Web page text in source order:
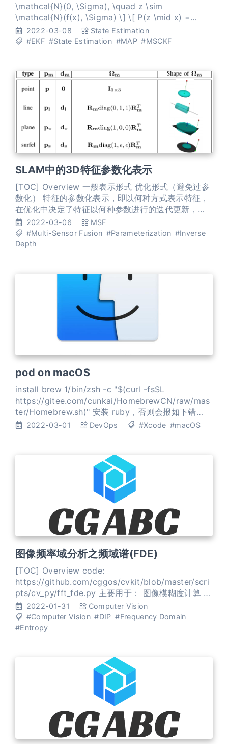
\mathcal{N}(0, \Sigma), \quad z \sim
\mathcal{N}(f(x), \Sigma) \] \[ P(z \mid x) =
\mathcal{N}(z; f(x), \Sigma) = \eta \exp \left(-
\frac{1}{2}(z-f(x))^{T
2022-03-08
State Estimation
#EKF #State Estimation #MAP #MSCKF
SLAM中的3D特征参数化表示
[TOC] Overview 一般表示形式 优化形式（避免过参
数化） 特征的参数化表示，即以何种方式表示特征，
在优化中决定了特征以何种参数进行的迭代更新，或
者 在EKF中决定了以何种参数构建高斯模型。不论在
优化还是EKF中，我们关心的都是特征在图像上的投
影与特征参数之间的关系（Jacobian）。 过参数化
2022-03-06
MSF
#Multi-Sensor Fusion #Parameterization #Inverse
Depth
pod on macOS
install brew 1/bin/zsh -c "$(curl -fsSL
https://gitee.com/cunkai/HomebrewCN/raw/mas
ter/Homebrew.sh)" 安装 ruby，否则会报如下错
误： ERROR: macbook gem install, You have to2022-03-01 DevOps #Xcode #macOS
图像频率域分析之频域谱(FDE)
[TOC] Overview code:
https://github.com/cggos/cvkit/blob/master/scri
pts/cv_py/fft_fde.py 主要用于： 图像模糊度计算 镜
头对焦 频域熵(FDE) 计算图像的 频域谱，表示如下 \
[ f(i, j) \] 将其 幅度谱 归一化 \[ f_{\text {norm }}(i,
j)=\frac{1}{\sum_
2022-01-31
Computer Vision
#Computer Vision #DIP #Frequency Domain
#Entropy